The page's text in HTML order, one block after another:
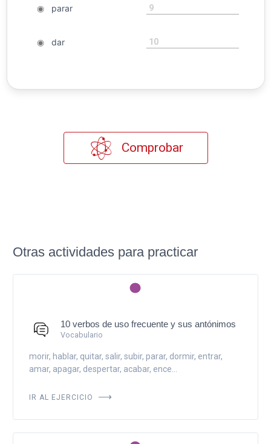
◉parar
◉dar
9
10
Comprobar
Otras actividades para practicar
10 verbos de uso frecuente y sus antónimos
Vocabulario
morir, hablar, quitar, salir, subir, parar, dormir, entrar,
amar, apagar, despertar, acabar, ence...
IR AL EJERCICIO